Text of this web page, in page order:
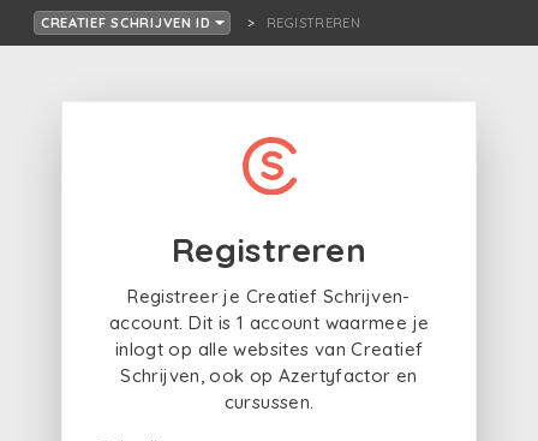
CREATIEF SCHRIJVEN ID REGISTREREN
Registreren
Registreer je Creatief Schrijven-
account. Dit is 1 account waarmee je
inlogt op alle websites van Creatief
Schrijven, ook op Azertyfactor en
cursussen.